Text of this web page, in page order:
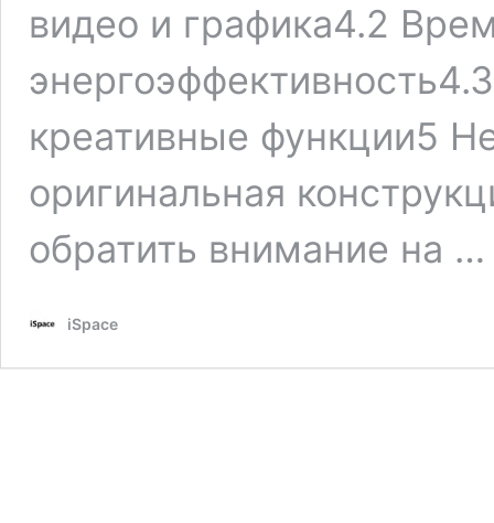
видео и графика4.2
креативные функции5
оригинальная
обратить внимание на
iSpace